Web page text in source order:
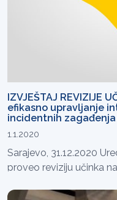
IZVJEŠTAJ REVIZIJE
efikasno upravljanje
incidentnih zagađenja
1.1.2020
Sarajevo, 31.12.2020
proveo reviziju učinka